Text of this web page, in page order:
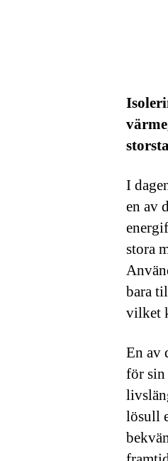
I
en av
stora
bara
vilket
En av
för sin
lösull